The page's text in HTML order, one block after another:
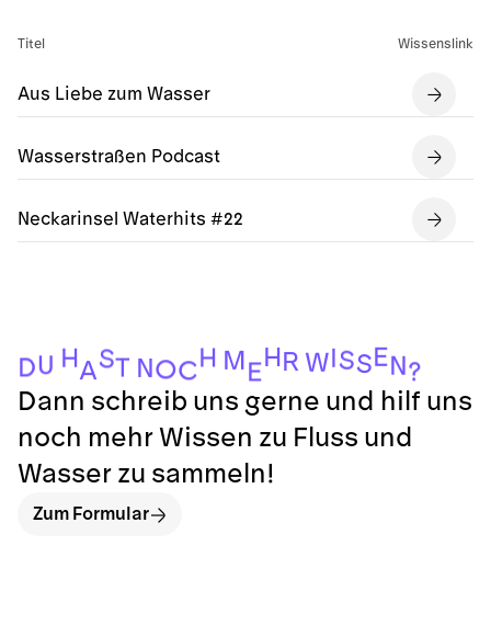
Titel Wissenslink
Aus Liebe zum Wasser
Wasserstraßen Podcast
Neckarinsel Waterhits #22
DU HAST N OC H M E
H R WISSE N ?
Dann schreib uns gerne und hilf uns
noch mehr Wissen zu Fluss und
Wasser zu sammeln!
Zum Formular